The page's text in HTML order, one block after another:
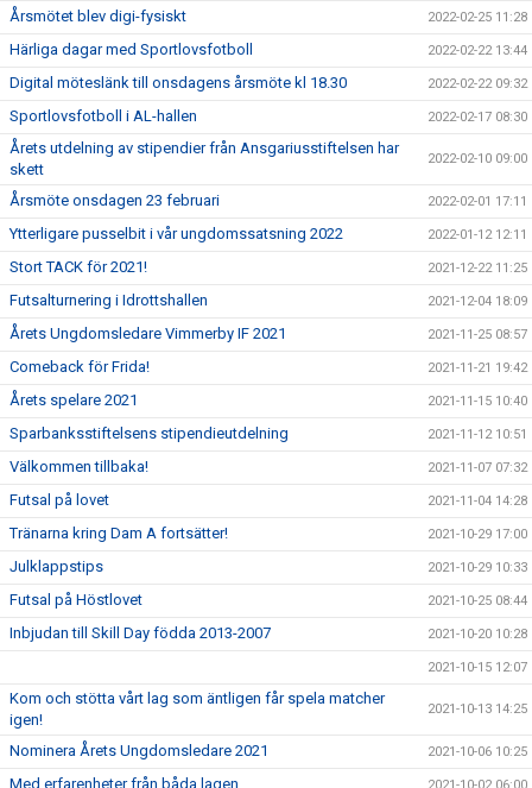
Årsmötet blev digi-fysiskt 2022-02-25 11:28
Härliga dagar med Sportlovsfotboll 2022-02-22 13:44
Digital möteslänk till onsdagens årsmöte kl 18.30 2022-02-22 09:32
Sportlovsfotboll i AL-hallen 2022-02-17 08:30
Årets utdelning av stipendier från Ansgariusstiftelsen har
skett
2022-02-10 09:00
Årsmöte onsdagen 23 februari 2022-02-01 17:11
Ytterligare pusselbit i vår ungdomssatsning 2022 2022-01-12 12:11
Stort TACK för 2021! 2021-12-22 11:25
Futsalturnering i Idrottshallen 2021-12-04 18:09
Årets Ungdomsledare Vimmerby IF 2021 2021-11-25 08:57
Comeback för Frida! 2021-11-21 19:42
Årets spelare 2021 2021-11-15 10:40
Sparbanksstiftelsens stipendieutdelning 2021-11-12 10:51
Välkommen tillbaka! 2021-11-07 07:32
Futsal på lovet 2021-11-04 14:28
Tränarna kring Dam A fortsätter! 2021-10-29 17:00
Julklappstips 2021-10-29 10:33
Futsal på Höstlovet 2021-10-25 08:44
Inbjudan till Skill Day födda 2013-2007 2021-10-20 10:28
2021-10-15 12:07
Kom och stötta vårt lag som äntligen får spela matcher
igen!
2021-10-13 14:25
Nominera Årets Ungdomsledare 2021 2021-10-06 10:25
Med erfarenheter från båda lagen